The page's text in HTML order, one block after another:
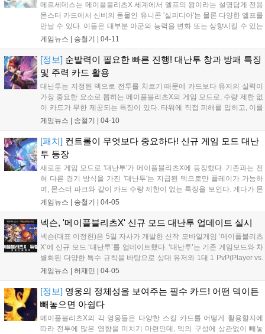
메르세데스는 메이플블리츠X 세계에서 엘프의 왕이라는 설명답게 전용
몬스터 카드에서 신비의 동물인 유니콘 '실피디아'는 물론 다양한 엘프를
만날 수 있다. 이들은 대부분 아군의 능력을 변화 또는 상향시킬 수 있는
효과를 지니고 있어서, 많은 몬스터를 운...
게임뉴스 | 송철기 04-11
[정보] 순발력이 필요한 빠른 진행! 대난투 창과 방패 특징
및 주력 카드 활용
대난투는 지정된 덱으로 전투를 치르기 때문에 카드보다 유저의 실력이
가장 중요한 요소로 뽑히는 메이플블리츠X의 게임 모드로, 수량 제한 없
이 카드가 무한 제공되는 특징이 있다. 타워에 직접 피해를 입히고, 이를
막아내는 방식으로 빠르게 경기가 운영되기...
게임뉴스 | 송철기 04-10
[패치] 컨트롤이 무엇보다 중요하다! 신규 게임 모드 대난
투 등장
새로운 게임 모드로 '대난투'가 메이플블리츠X에 등장했다. 기존과는 전
혀 다른 경기 방식을 가진 '대난투'는 지급된 덱으로만 플레이가 가능하
며, 몬스터 파크와 같이 카드 수량 제한이 없는 특징을 보인다. 게다가 몬
스터의 공격력 및 체력이 모두 1로 측...
게임뉴스 | 송철기 04-05
넥슨, '메이플블리츠X' 신규 모드 대난투 업데이트 실시
넥슨(대표 이정헌)은 5일 자사가 개발한 신작 모바일게임 ‘메이플블리츠
X’에 신규 모드 ‘대난투’를 업데이트했다. ‘대난투’는 기존 게임모드와 차
별화된 다양한 특수 규칙을 바탕으로 상대 유저와 1대 1 PvP(Player vs.
Player) 전투를...
게임뉴스 | 허재민 04-05
[정보] 영웅의 정체성을 보여주는 필수 카드! 어떤 덱이든
빼놓으면 아쉽다
메이플블리츠X의 각 영웅들은 다양한 스킬 카드를 어떻게 활용할지에
따라 전투에 많은 영향을 미치기 마련인데, 덱의 구성에 상관없이 빼놓